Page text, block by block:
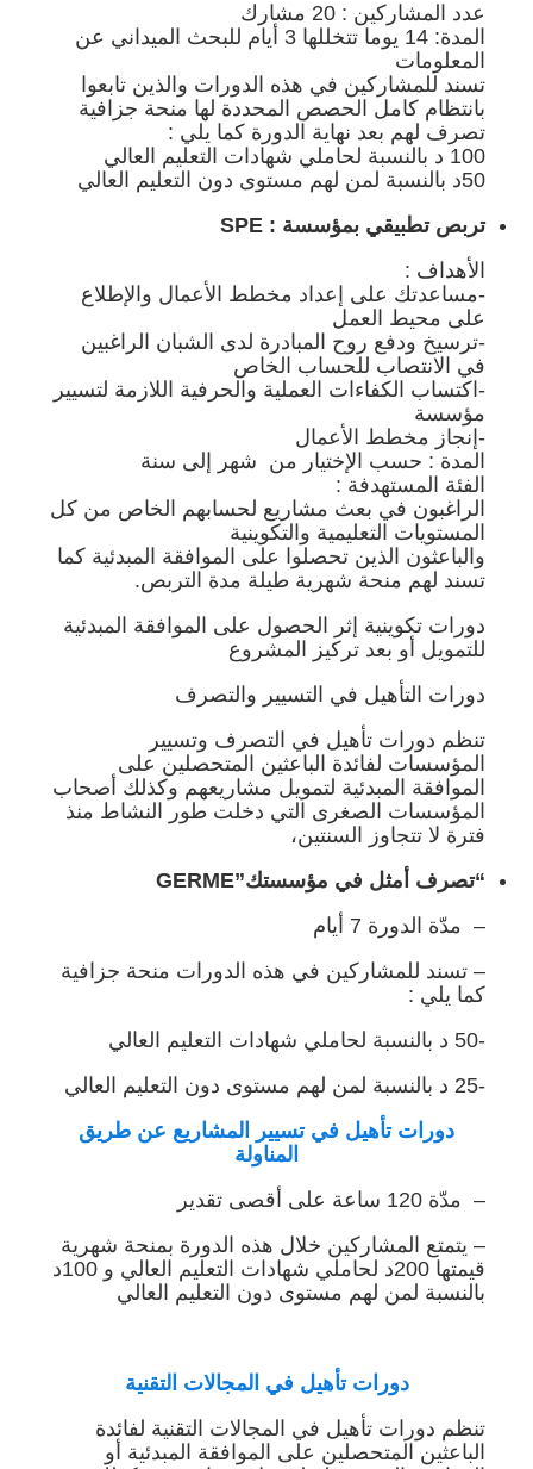
عدد المشاركين : 20 مشارك
المدة: 14 يوما تتخللها 3 أيام للبحث الميداني عن
المعلومات
تسند للمشاركين في هذه الدورات والذين تابعوا
بانتظام كامل الحصص المحددة لها منحة جزافية
تصرف لهم بعد نهاية الدورة كما يلي :
100 د بالنسبة لحاملي شهادات التعليم العالي
50د بالنسبة لمن لهم مستوى دون التعليم العالي
تربص تطبيقي بمؤسسة : SPE
الأهداف :
-مساعدتك على إعداد مخطط الأعمال والإطلاع
على محيط العمل
-ترسيخ ودفع روح المبادرة لدى الشبان الراغبين
في الانتصاب للحساب الخاص
-اكتساب الكفاءات العملية والحرفية اللازمة لتسيير
مؤسسة
-إنجاز مخطط الأعمال
المدة : حسب الإختيار من شهر إلى سنة
الفئة المستهدفة :
الراغبون في بعث مشاريع لحسابهم الخاص من كل
المستويات التعليمية والتكوينية
والباعثون الذين تحصلوا على الموافقة المبدئية كما
تسند لهم منحة شهرية طيلة مدة التربص.
دورات تكوينية إثر الحصول على الموافقة المبدئية
للتمويل أو بعد تركيز المشروع
دورات التأهيل في التسيير والتصرف
تنظم دورات تأهيل في التصرف وتسيير
المؤسسات لفائدة الباعثين المتحصلين على
الموافقة المبدئية لتمويل مشاريعهم وكذلك أصحاب
المؤسسات الصغرى التي دخلت طور النشاط منذ
فترة لا تتجاوز السنتين،
“تصرف أمثل في مؤسستك”GERME
– مدّة الدورة 7 أيام
– تسند للمشاركين في هذه الدورات منحة جزافية
كما يلي :
-50 د بالنسبة لحاملي شهادات التعليم العالي
-25 د بالنسبة لمن لهم مستوى دون التعليم العالي
دورات تأهيل في تسيير المشاريع عن طريق
المناولة
– مدّة 120 ساعة على أقصى تقدير
– يتمتع المشاركين خلال هذه الدورة بمنحة شهرية
قيمتها 200د لحاملي شهادات التعليم العالي و 100د
بالنسبة لمن لهم مستوى دون التعليم العالي
دورات تأهيل في المجالات التقنية
تنظم دورات تأهيل في المجالات التقنية لفائدة
الباعثين المتحصلين على الموافقة المبدئية أو